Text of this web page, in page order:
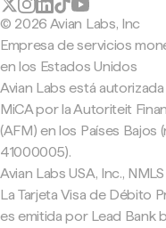
© 2026 Avian Labs, Inc
Empresa de servicios
en los Estados Unidos
Avian Labs está
MiCA por la Autoriteit
(AFM) en los Países
41000005).
Avian Labs USA, Inc.,
La Tarjeta Visa de Débito
es emitida por Lead Bank